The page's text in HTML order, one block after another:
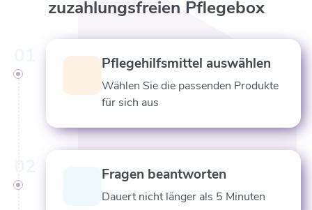
zuzahlungsfreien Pflegebox
Pflegehilfsmittel auswählen
Wählen Sie die passenden Produkte
für sich aus
02 Fragen beantworten
Dauert nicht länger als 5 Minuten